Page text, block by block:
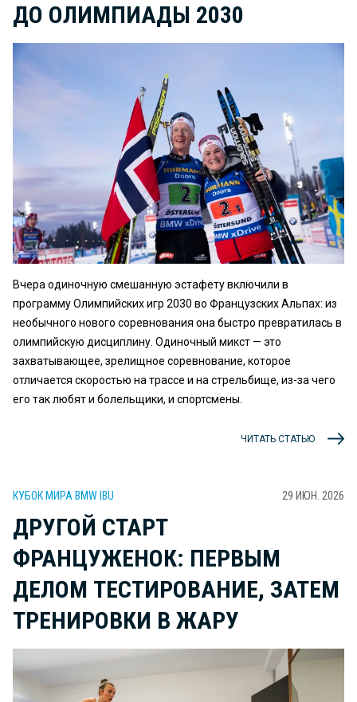
ДО ОЛИМПИАДЫ 2030
Вчера одиночную смешанную эстафету включили в
программу Олимпийских игр 2030 во Французских Альпах: из
необычного нового соревнования она быстро превратилась в
олимпийскую дисциплину. Одиночный микст — это
захватывающее, зрелищное соревнование, которое
отличается скоростью на трассе и на стрельбище, из-за чего
его так любят и болельщики, и спортсмены.
ЧИТАТЬ СТАТЬЮ
КУБОК МИРА BMW IBU 29 ИЮН. 2026
ДРУГОЙ СТАРТ
ФРАНЦУЖЕНОК: ПЕРВЫМ
ДЕЛОМ ТЕСТИРОВАНИЕ, ЗАТЕМ
ТРЕНИРОВКИ В ЖАРУ